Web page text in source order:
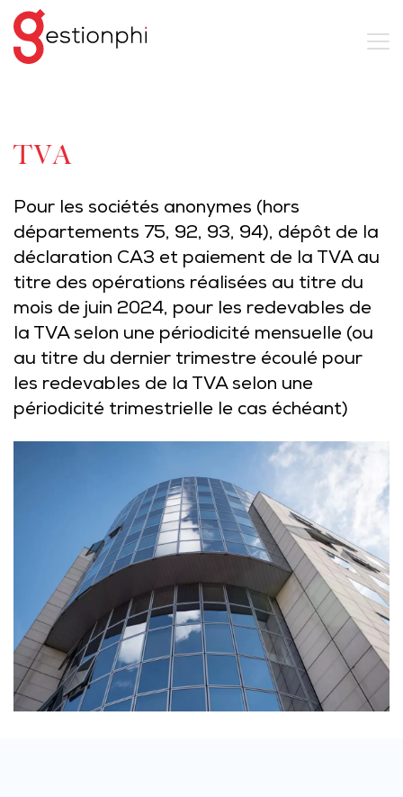
TVA
Pour les sociétés anonymes (hors
départements 75, 92, 93, 94), dépôt de la
déclaration CA3 et paiement de la TVA au
titre des opérations réalisées au titre du
mois de juin 2024, pour les redevables de
la TVA selon une périodicité mensuelle (ou
au titre du dernier trimestre écoulé pour
les redevables de la TVA selon une
périodicité trimestrielle le cas échéant)